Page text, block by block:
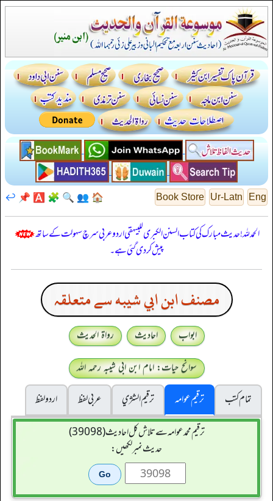
Eng
Ur-Latn
Book Store
🏠
👥
🔍
🧩
🅰️
📌
↩️
الحمدللہ! حدیث مبارک کی کتاب السنن الكبرى للبيهقي اردو عربی سرچ سہولت کے ساتھ
پیش کر دی گئی ہے۔
مصنف ابن ابي شيبه سے متعلقہ
ابواب احادیث
رواۃ الحدیث
سوانح حیات: امام ابن ابی شیبہ رحمہ اللہ
تمام کتب
ترقیم عوامہ ترقيم الشژي عربی لفظ
اردو لفظ
ترقیم محمدعوامہ سے تلاش کل احادیث (39098)
حدیث نمبر لکھیں: